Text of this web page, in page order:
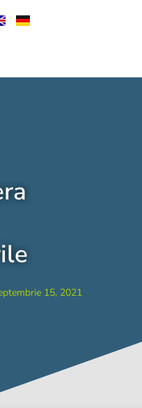
15, 2021